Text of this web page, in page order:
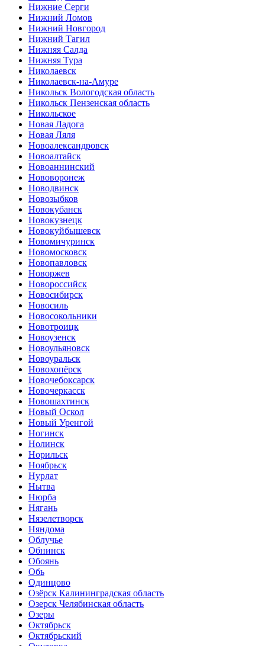
Нижние Серги
Нижний Ломов
Нижний Новгород
Нижний Тагил
Нижняя Салда
Нижняя Тура
Николаевск
Николаевск-на-Амуре
Никольск Вологодская область
Никольск Пензенская область
Никольское
Новая Ладога
Новая Ляля
Новоалександровск
Новоалтайск
Новоаннинский
Нововоронеж
Новодвинск
Новозыбков
Новокубанск
Новокузнецк
Новокуйбышевск
Новомичуринск
Новомосковск
Новопавловск
Новоржев
Новороссийск
Новосибирск
Новосиль
Новосокольники
Новотроицк
Новоузенск
Новоульяновск
Новоуральск
Новохопёрск
Новочебоксарск
Новочеркасск
Новошахтинск
Новый Оскол
Новый Уренгой
Ногинск
Нолинск
Норильск
Ноябрьск
Нурлат
Нытва
Нюрба
Нягань
Нязелетворск
Няндома
Облучье
Обнинск
Обоянь
Обь
Одинцово
Озёрск Калининградская область
Озерск Челябинская область
Озеры
Октябрьск
Октябрьский